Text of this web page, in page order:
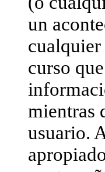
un
cualquier
curso
mientras
usuario.